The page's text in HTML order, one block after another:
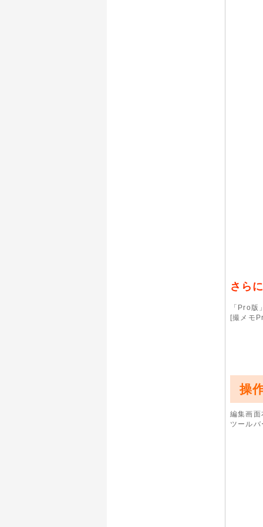
さら
「Pro版
[撮メモ
操
編集画面
ツール